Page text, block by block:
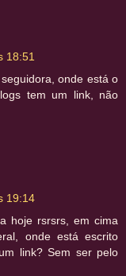
18:51
onde está o
tem um link, não
19:14
hoje rsrsrs, em cima
onde está escrito
link? Sem ser pelo